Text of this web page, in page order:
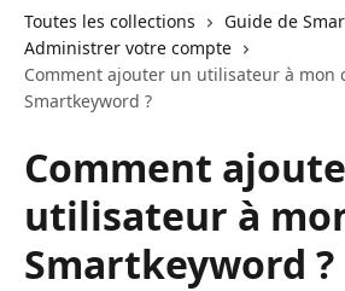
Toutes les collections
Guide de
Administrer votre compte
Comment ajouter un utilisateur à mon
Smartkeyword ?
Comment
utilisateur à
Smartkeyword ?